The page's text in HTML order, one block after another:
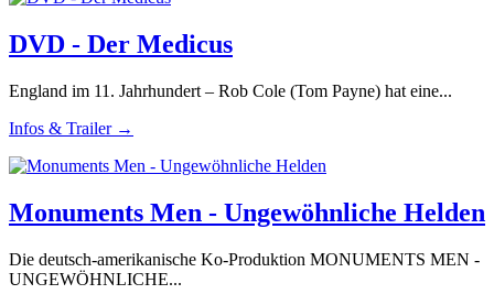
DVD - Der Medicus
England im 11. Jahrhundert – Rob Cole (Tom Payne) hat eine...
Infos & Trailer →
Monuments Men - Ungewöhnliche Helden
Die deutsch-amerikanische Ko-Produktion MONUMENTS MEN -
UNGEWÖHNLICHE...